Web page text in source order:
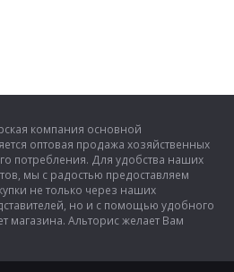
компания основной
оптовая продажа хозяйственных
потребления. Для удобства наших
мы с радостью предоставляем
не только через наших
но и с помощью удобного
магазина. Альторис желает Вам